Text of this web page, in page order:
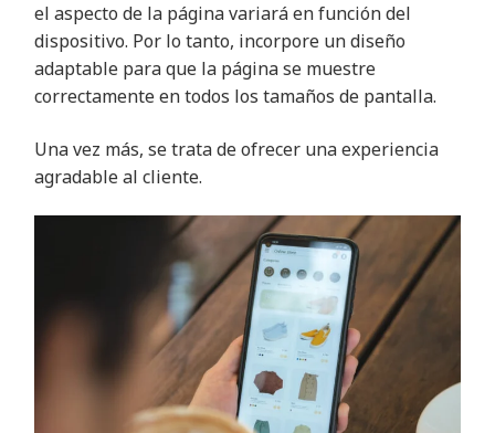
el aspecto de la página variará en función del
dispositivo. Por lo tanto, incorpore un diseño
adaptable para que la página se muestre
correctamente en todos los tamaños de pantalla.
Una vez más, se trata de ofrecer una experiencia
agradable al cliente.